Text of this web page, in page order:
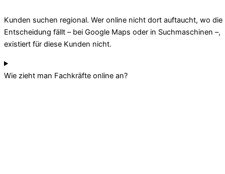
Kunden suchen regional. Wer online nicht dort auftaucht, wo die
Entscheidung fällt – bei Google Maps oder in Suchmaschinen –,
existiert für diese Kunden nicht.
Wie zieht man Fachkräfte online an?